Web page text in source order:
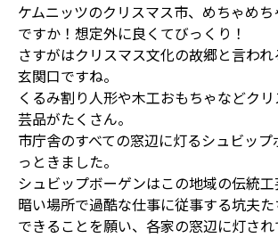
ケムニッツのクリスマス市、めちゃめ
ですか！想定外に良くてびっくり！
さすがはクリスマス文化の故郷と言わ
玄関口ですね。
くるみ割り人形や木工おもちゃなどク
芸品がたくさん。
市庁舎のすべての窓辺に灯るシュビップ
っときました。
シュビップボーゲンはこの地域の伝統
暗い場所で過酷な仕事に従事する坑夫
できることを願い、各家の窓辺に灯され